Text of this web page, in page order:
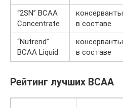
“2SN” BCAA
Concentrate
консерванты
в составе
“Nutrend”
BCAA Liquid
консерванты
в составе
Рейтинг лучших BCAA